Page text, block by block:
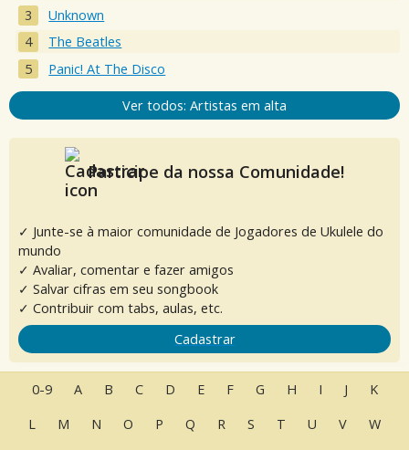
Unknown
The Beatles
Panic! At The Disco
Ver todos: Artistas em alta
Participe da nossa Comunidade!
✓ Junte-se à maior comunidade de Jogadores de Ukulele do
mundo
✓ Avaliar, comentar e fazer amigos
✓ Salvar cifras em seu songbook
✓ Contribuir com tabs, aulas, etc.
Cadastrar
0-9 A B C D E F G H I J
K
L
M N O P Q R S T U V
W